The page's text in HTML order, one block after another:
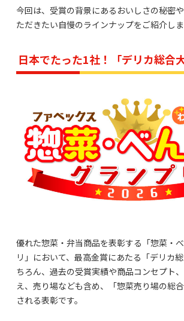
今回は、受賞の背景にあるおいしさの秘密
ただきたい自慢のラインナップをご紹介しま
日本でたった1社！「デリカ総合
優れた惣菜・弁当商品を表彰する「惣菜・
リ」において、最高金賞にあたる「デリカ
ちろん、過去の受賞実績や商品コンセプト
え、売り場なども含め、「惣菜売り場の総
される表彰です。